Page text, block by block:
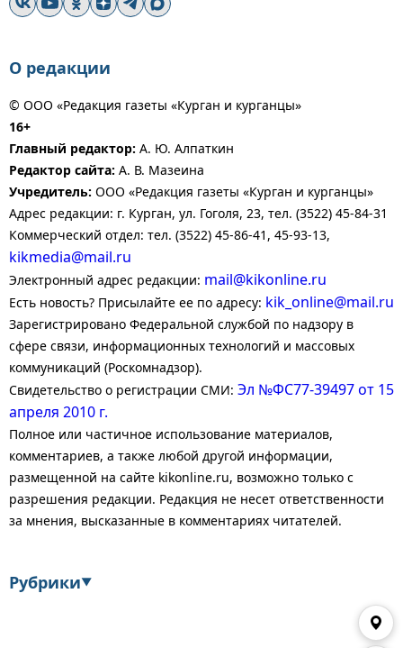
О редакции
© ООО «Редакция газеты «Курган и курганцы»
16+
Главный редактор: А. Ю. Алпаткин
Редактор сайта: А. В. Мазеина
Учредитель: ООО «Редакция газеты «Курган и курганцы»
Адрес редакции: г. Курган, ул. Гоголя, 23, тел. (3522) 45-84-31
Коммерческий отдел: тел. (3522) 45-86-41, 45-93-13,
kikmedia@mail.ru
Электронный адрес редакции: mail@kikonline.ru
Есть новость? Присылайте ее по адресу: kik_online@mail.ru
Зарегистрировано Федеральной службой по надзору в
сфере связи, информационных технологий и массовых
коммуникаций (Роскомнадзор).
Свидетельство о регистрации СМИ: Эл №ФС77-39497 от 15
апреля 2010 г.
Полное или частичное использование материалов,
комментариев, а также любой другой информации,
размещенной на сайте kikonline.ru, возможно только с
разрешения редакции. Редакция не несет ответственности
за мнения, высказанные в комментариях читателей.
Рубрики▼